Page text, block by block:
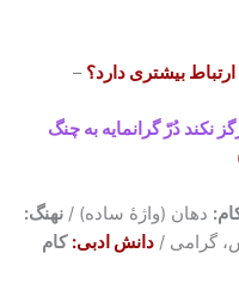
–
نکند دُرّ گرانمایه به چنگ
دهان (واژۀ ساده) / نهنگ:
گرامی / دانش ادبی: کام